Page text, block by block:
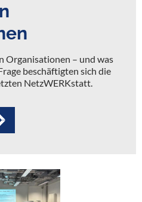
Organisationen – und was
beschäftigten sich die
NetzWERKstatt.